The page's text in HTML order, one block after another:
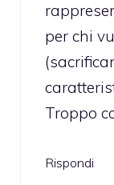
per chi
Troppo
Rispondi